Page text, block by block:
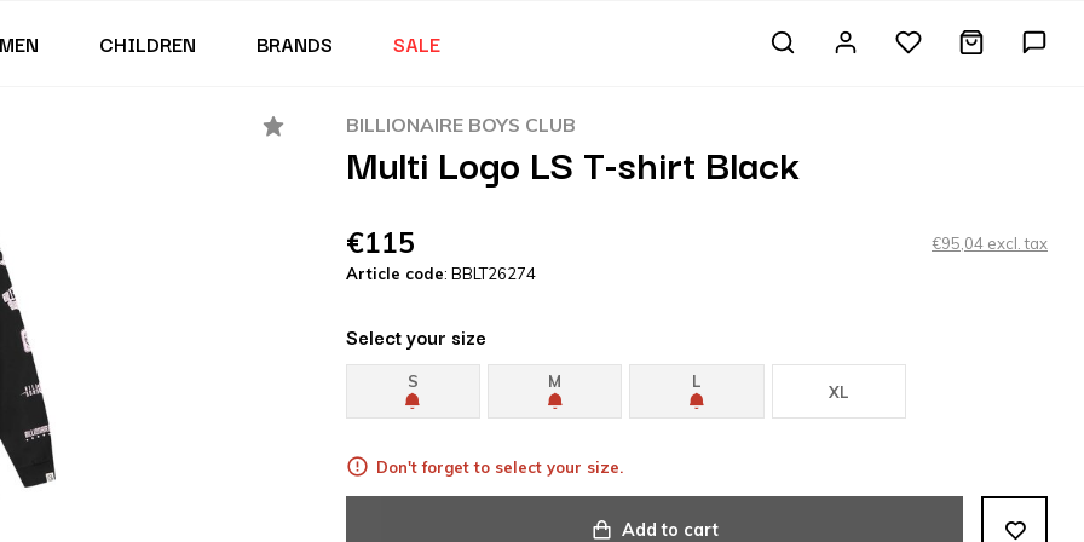
MEN CHILDREN BRANDS SALE
BILLIONAIRE BOYS CLUB
Multi Logo LS T-shirt Black
€115
€95,04 excl. tax
Article code: BBLT26274
Select your size
S M L
XL
Don't forget to select your size.
Add to cart